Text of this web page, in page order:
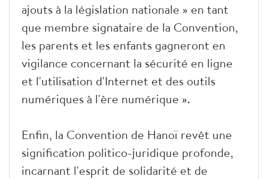
ajouts à la législation nationale » en tant
que membre signataire de la Convention,
les parents et les enfants gagneront en
vigilance concernant la sécurité en ligne
et l'utilisation d'Internet et des outils
numériques à l'ère numérique ».
Enfin, la Convention de Hanoï revêt une
signification politico-juridique profonde,
incarnant l'esprit de solidarité et de